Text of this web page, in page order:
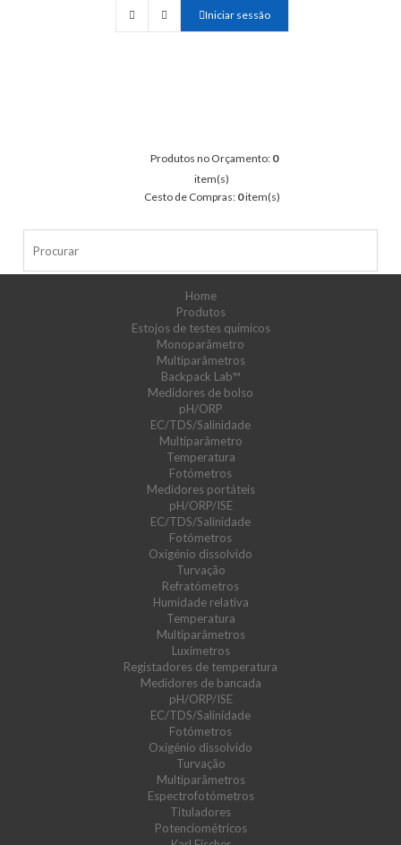
Iniciar sessão
Produtos no Orçamento: 0
item(s)
Cesto de Compras: 0item(s)
Home
Produtos
Estojos de testes químicos
Monoparâmetro
Multiparâmetros
Backpack Lab™
Medidores de bolso
pH/ORP
EC/TDS/Salinidade
Multiparâmetro
Temperatura
Fotómetros
Medidores portáteis
pH/ORP/ISE
EC/TDS/Salinidade
Fotómetros
Oxigénio dissolvido
Turvação
Refratómetros
Humidade relativa
Temperatura
Multiparâmetros
Luxímetros
Registadores de temperatura
Medidores de bancada
pH/ORP/ISE
EC/TDS/Salinidade
Fotómetros
Oxigénio dissolvido
Turvação
Multiparâmetros
Espectrofotómetros
Tituladores
Potenciométricos